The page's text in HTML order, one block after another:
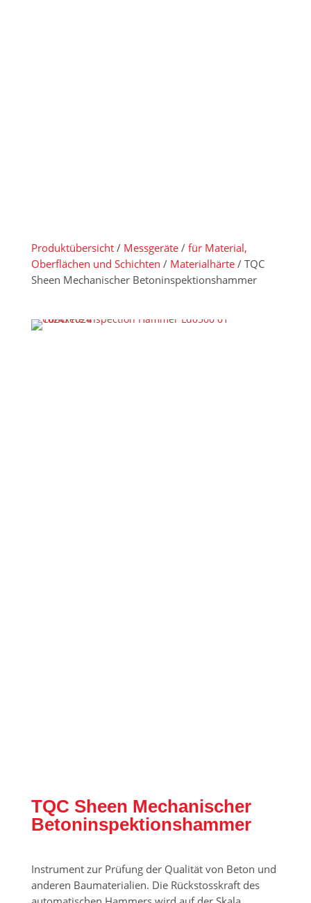
Produktübersicht/ Messgeräte/ für Material,
Oberflächen und Schichten / Materialhärte/ TQC
Sheen Mechanischer Betoninspektionshammer
TQC Sheen Mechanischer
Betoninspektionshammer
Instrument zur Prüfung der Qualität von Beton und
anderen Baumaterialien. Die Rückstosskraft des